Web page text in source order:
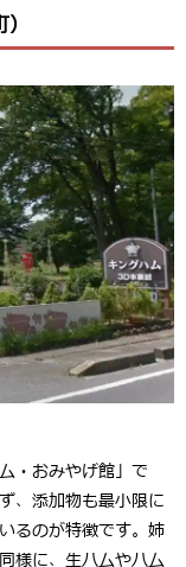
・おみやげ館」で
、添加物も最小限に
るのが特徴です。姉
様に、生ハムやハム